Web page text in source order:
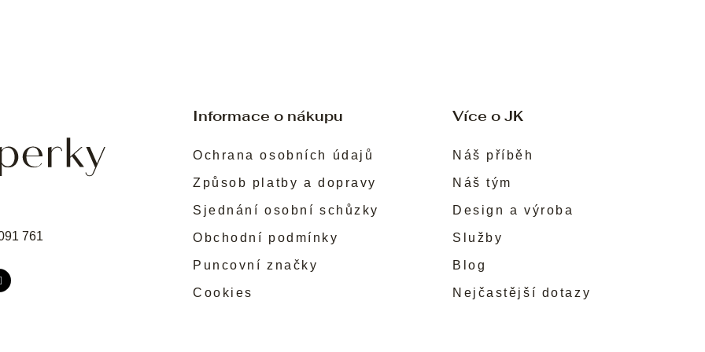
Informace o nákupu
Ochrana osobních údajů
Způsob platby a dopravy
Sjednání osobní schůzky
Obchodní podmínky
Puncovní značky
Cookies
Více o JK
Náš příběh
Náš tým
Design a výroba
Služby
Blog
Nejčastější dotazy
761